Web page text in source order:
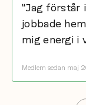
"Jag förstår
jobbade
mig energi i
Medlem sedan maj